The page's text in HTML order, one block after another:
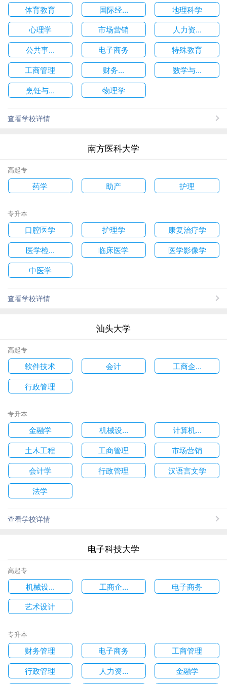
体育教育
国际经...
地理科学
心理学
市场营销
人力资...
公共事...
电子商务
特殊教育
工商管理
财务...
数学与...
烹饪与...
物理学
查看学校详情
南方医科大学
高起专
药学 助产 护理
专升本
口腔医学 护理学
康复治疗学
医学检...
临床医学
医学影像学
中医学
查看学校详情
汕头大学
高起专
软件技术 会计
工商企...
行政管理
专升本
金融学 机械设...
计算机...
土木工程
工商管理
市场营销
会计学
行政管理
汉语言文学
法学
查看学校详情
电子科技大学
高起专
机械设... 工商企...
电子商务
艺术设计
专升本
财务管理 电子商务
工商管理
行政管理
人力资... 金融学